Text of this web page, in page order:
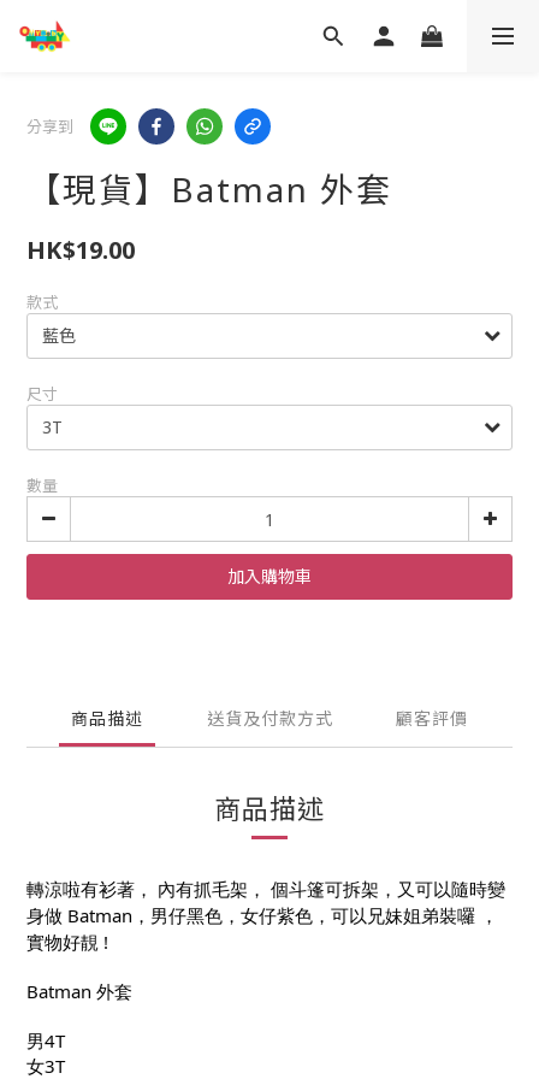
分享到
【現貨】Batman 外套
HK$19.00
款式
尺寸
數量
加入購物車
商品描述 送貨及付款方式 顧客評價
商品描述
轉涼啦有衫著， 內有抓毛架， 個斗篷可拆架，又可以隨時變
身做 Batman，男仔黑色，女仔紫色，可以兄妹姐弟裝囉 ，
實物好靚 !
Batman 外套
男4T
女3T